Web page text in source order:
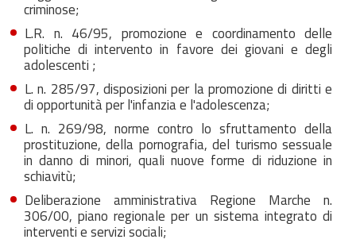
criminose;
L.R. n. 46/95, promozione e coordinamento delle
politiche di intervento in favore dei giovani e degli
adolescenti ;
L. n. 285/97, disposizioni per la promozione di diritti e
di opportunità per l'infanzia e l'adolescenza;
L. n. 269/98, norme contro lo sfruttamento della
prostituzione, della pornografia, del turismo sessuale
in danno di minori, quali nuove forme di riduzione in
schiavitù;
Deliberazione amministrativa Regione Marche n.
306/00, piano regionale per un sistema integrato di
interventi e servizi sociali;